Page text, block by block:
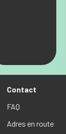
Contact
FAQ
Adres en route